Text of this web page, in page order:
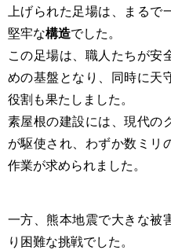
上げられた足場は、まる
堅牢な構造でした。
この足場は、職人たちが安
めの基盤となり、同時に天
役割も果たしました。
素屋根の建設には、現代の
が駆使され、わずか数ミリ
作業が求められました。
一方、熊本地震で大きな被
り困難な挑戦でした。